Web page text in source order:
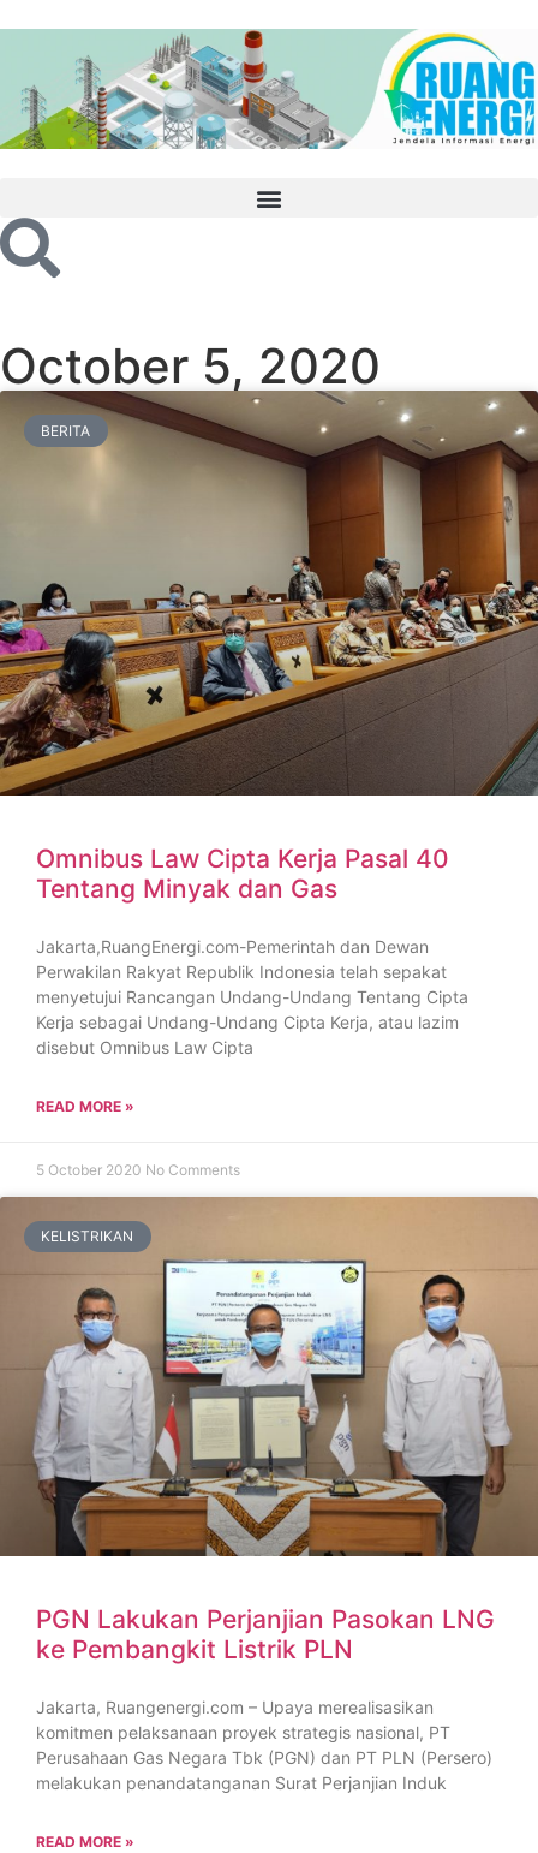
October 5, 2020
BERITA
Omnibus Law Cipta Kerja Pasal 40
Tentang Minyak dan Gas
Jakarta,RuangEnergi.com-Pemerintah dan Dewan
Perwakilan Rakyat Republik Indonesia telah sepakat
menyetujui Rancangan Undang-Undang Tentang Cipta
Kerja sebagai Undang-Undang Cipta Kerja, atau lazim
disebut Omnibus Law Cipta
READ MORE »
5 October 2020 No Comments
KELISTRIKAN
PGN Lakukan Perjanjian Pasokan LNG
ke Pembangkit Listrik PLN
Jakarta, Ruangenergi.com – Upaya merealisasikan
komitmen pelaksanaan proyek strategis nasional, PT
Perusahaan Gas Negara Tbk (PGN) dan PT PLN (Persero)
melakukan penandatanganan Surat Perjanjian Induk
READ MORE »